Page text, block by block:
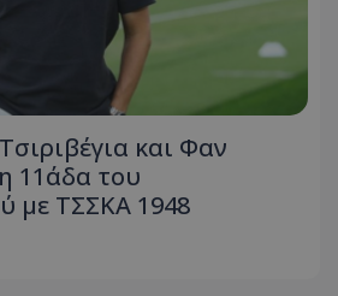
και Φαν
11άδα του
με ΤΣΣΚΑ 1948